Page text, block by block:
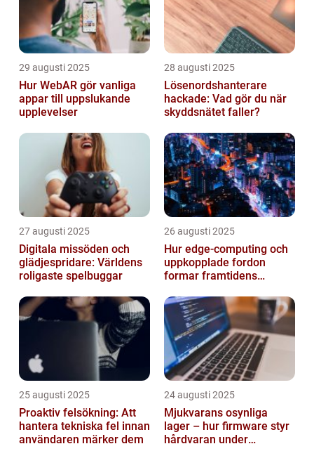
29 augusti 2025
Hur WebAR gör vanliga
appar till uppslukande
upplevelser
28 augusti 2025
Lösenordshanterare
hackade: Vad gör du när
skyddsnätet faller?
27 augusti 2025
Digitala missöden och
glädjespridare: Världens
roligaste spelbuggar
26 augusti 2025
Hur edge‑computing och
uppkopplade fordon
formar framtidens
25 augusti 2025
Proaktiv felsökning: Att
hantera tekniska fel innan
användaren märker dem
24 augusti 2025
Mjukvarans osynliga
lager – hur firmware styr
hårdvaran under